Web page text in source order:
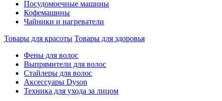
Посудомоечные машины
Кофемашины
Чайники и нагреватели
Товары для красоты Товары для здоровья
Фены для волос
Выпрямители для волос
Стайлеры для волос
Аксессуары Dyson
Техника для ухода за лицом